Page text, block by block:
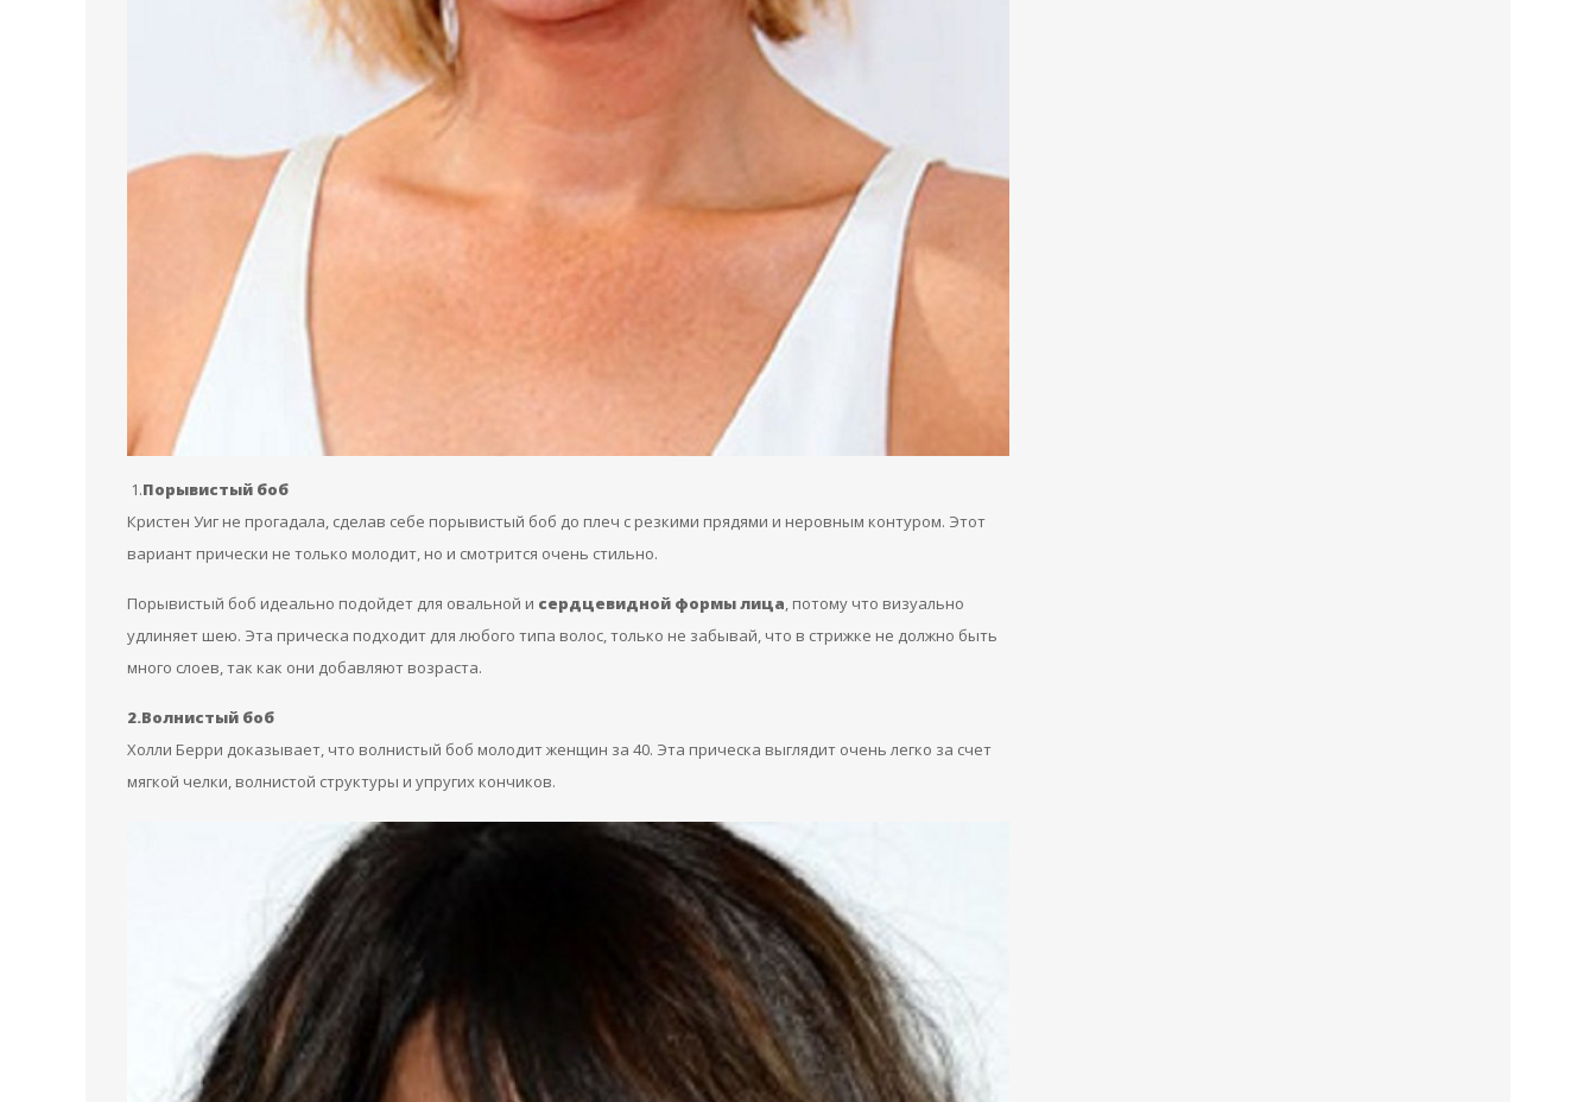
1.Порывистый боб
Кристен Уиг не прогадала, сделав себе порывистый боб до плеч с резкими прядями и неровным контуром. Этот
вариант прически не только молодит, но и смотрится очень стильно.
Порывистый боб идеально подойдет для овальной и сердцевидной формы лица, потому что визуально
удлиняет шею. Эта прическа подходит для любого типа волос, только не забывай, что в стрижке не должно быть
много слоев, так как они добавляют возраста.
2.Волнистый боб
Холли Берри доказывает, что волнистый боб молодит женщин за 40. Эта прическа выглядит очень легко за счет
мягкой челки, волнистой структуры и упругих кончиков.